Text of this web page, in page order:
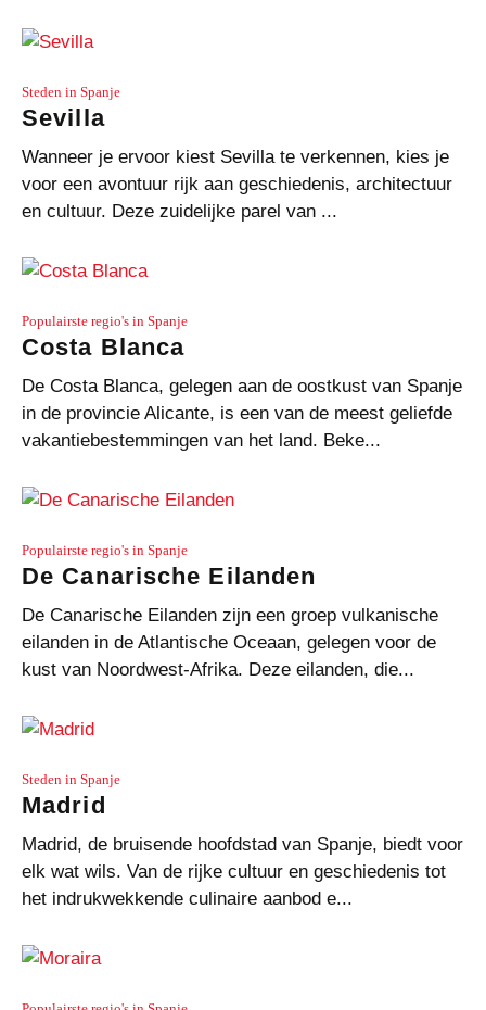
Steden in Spanje
Sevilla
Wanneer je ervoor kiest Sevilla te verkennen, kies je
voor een avontuur rijk aan geschiedenis, architectuur
en cultuur. Deze zuidelijke parel van ...
Populairste regio's in Spanje
Costa Blanca
De Costa Blanca, gelegen aan de oostkust van Spanje
in de provincie Alicante, is een van de meest geliefde
vakantiebestemmingen van het land. Beke...
Populairste regio's in Spanje
De Canarische Eilanden
De Canarische Eilanden zijn een groep vulkanische
eilanden in de Atlantische Oceaan, gelegen voor de
kust van Noordwest-Afrika. Deze eilanden, die...
Steden in Spanje
Madrid
Madrid, de bruisende hoofdstad van Spanje, biedt voor
elk wat wils. Van de rijke cultuur en geschiedenis tot
het indrukwekkende culinaire aanbod e...